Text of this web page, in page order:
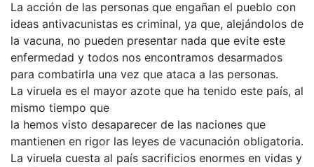
La acción de las personas que engañan el pueblo con
ideas antivacunistas es criminal, ya que, alejándolos de
la vacuna, no pueden presentar nada que evite este
enfermedad y todos nos encontramos desarmados
para combatirla una vez que ataca a las personas.
La viruela es el mayor azote que ha tenido este país, al
mismo tiempo que
la hemos visto desaparecer de las naciones que
mantienen en rigor las leyes de vacunación obligatoria.
La viruela cuesta al país sacrificios enormes en vidas y